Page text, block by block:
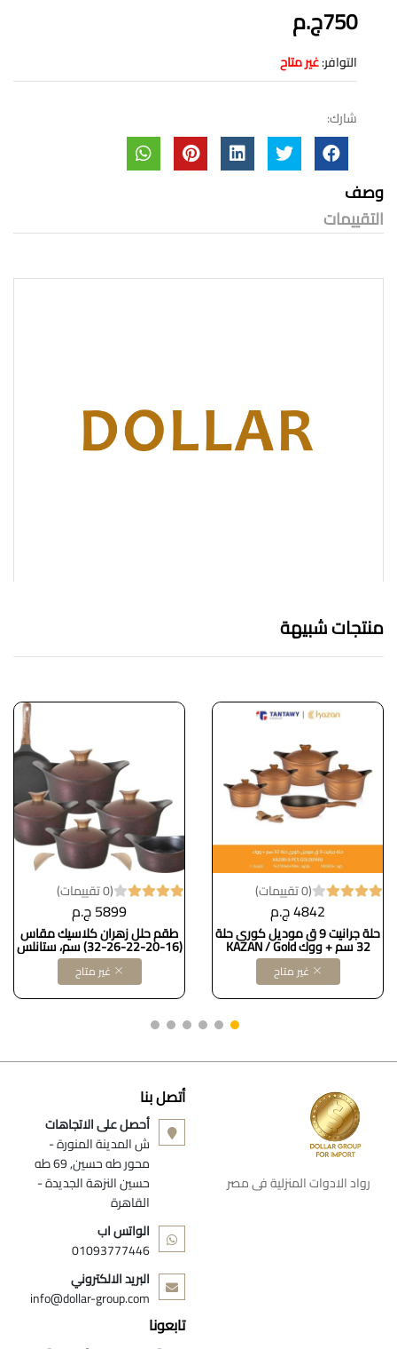
750ج.م
التوافر:غير متاح
شارك:
وصف
التقييمات
منتجات شبيهة
(0 تقييمات)
4842 ج.م
حلة جرانيت 9 ق موديل كورى حلة
32 سم + ووك KAZAN / Gold
غير متاح
(0 تقييمات)
5899 ج.م
طقم حلل زهران كلاسيك مقاس
(16-20-22-26-32) سم، ستانلس
ستيل
غير متاح
رواد الادوات المنزلية فى مصر
أتصل بنا
أحصل على الاتجاهات
ش المدينة المنورة -
محور طه حسين, 69 طه
حسين النزهة الجديدة -
القاهرة
الواتس اب
01093777446
البريد الالكتروني
info@dollar-group.com
تابعونا